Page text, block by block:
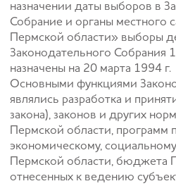
назначении даты выборов в
Собрание и органы местного
Пермской области» выборы
Законодательного Собрания
назначены на 20 марта 1994 г.
Основными функциями
являлись разработка и
закона), законов и других
Пермской области, программ
экономическому,
Пермской области, бюджета
отнесенных к ведению